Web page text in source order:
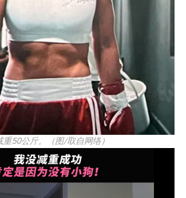
50公斤。（图/取自网络）